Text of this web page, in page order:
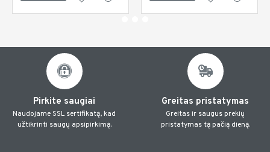
Pirkite saugiai
Naudojame SSL sertifikatą, kad
užtikrinti saugų apsipirkimą.
Greitas pristatymas
Greitas ir saugus prekių
pristatymas tą pačią dieną.